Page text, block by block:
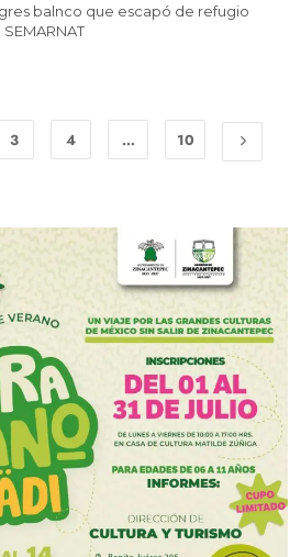
balnco que escapó de refugio
3 4 … 10